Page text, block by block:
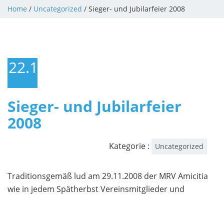
Home / Uncategorized / Sieger- und Jubilarfeier 2008
22.11.2008
Sieger- und Jubilarfeier
2008
Kategorie : Uncategorized
Traditionsgemäß lud am 29.11.2008 der MRV Amicitia
wie in jedem Spätherbst Vereinsmitglieder und